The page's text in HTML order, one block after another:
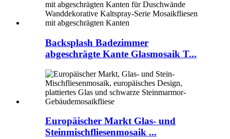
Backsplash Badezimmer
abgeschrägte Kante Glasmosaik T...
Europäischer Markt Glas- und
Steinmischfliesenmosaik ...